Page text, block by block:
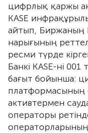
цифрлық қаржы
KASE
айтып, Биржаның
нарығының
ресми түрде
Банкі KASE-ні 001
бағыт бойынша:
активтермен
операторы
операторларының